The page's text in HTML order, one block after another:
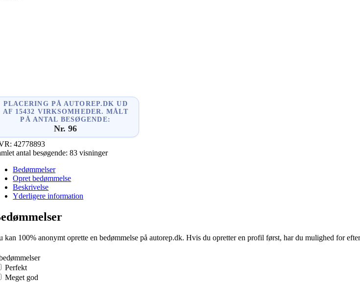
PLACERING PÅ AUTOREP.DK UD
AF 15432 VIRKSOMHEDER. MÅLT
PÅ ANTAL BESØGENDE:
Nr. 96
42778893
antal besøgende:83 visninger
Bedømmelser
Opret bedømmelse
Beskrivelse
Yderligere information
kan 100% anonymt oprette en bedømmelse på autorep.dk. Hvis du opretter en profil først, har du mulighed for
Perfekt
Meget god